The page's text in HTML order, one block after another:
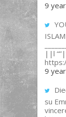
9
||l
9
su